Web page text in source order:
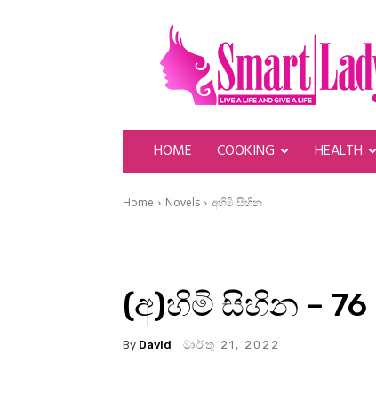
SmartLady
HOME COOKING HEALTH
Home Novels අහිමි සිහින
(අ)හිමි සිහින – 76
By David මාර්තු 21, 2022